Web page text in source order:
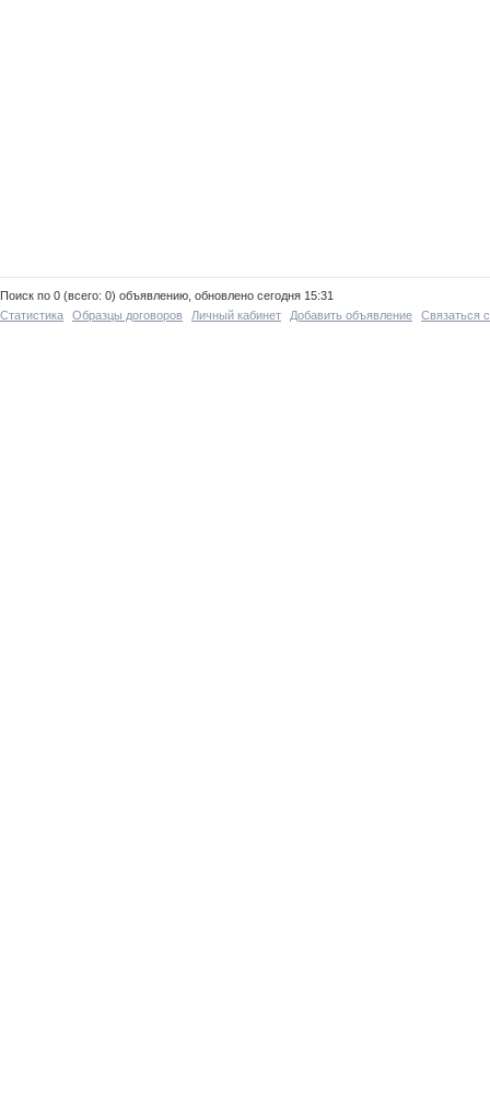
Поиск по 0 (всего: 0) объявлению, обновлено сегодня 15:31
Статистика
Образцы договоров Личный кабинет Добавить объявление Связаться